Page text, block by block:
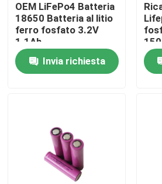
Controllo di qualità
Contattaci
Tutti i casi
Batteria dello ione LiFePO4 del
OEM LiFePo4 Batteria
18650 Batteria al litio
ferro fosfato 3.2V
1.1Ah
Invia richiesta